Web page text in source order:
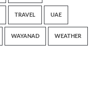
TRAVEL UAE
WAYANAD WEATHER